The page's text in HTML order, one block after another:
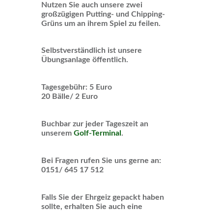
Nutzen Sie auch unsere zwei
großzügigen Putting- und Chipping-
Grüns um an ihrem Spiel zu feilen.
Selbstverständlich ist unsere
Übungsanlage öffentlich.
Tagesgebühr: 5 Euro
20 Bälle/ 2 Euro
Buchbar zur jeder Tageszeit an
unserem Golf-Terminal .
Bei Fragen rufen Sie uns gerne an:
0151/ 645 17 512
Falls Sie der Ehrgeiz gepackt haben
sollte, erhalten Sie auch eine